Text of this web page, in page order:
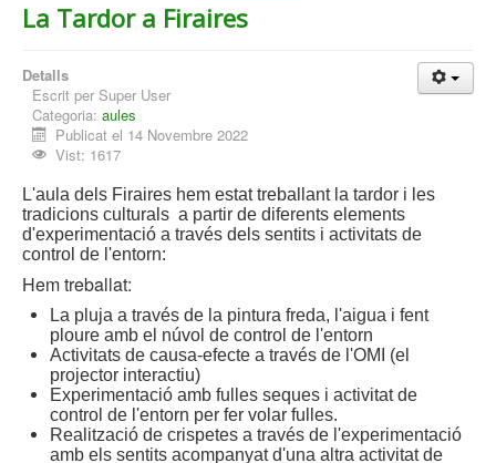
La Tardor a Firaires
Detalls
Escrit per Super User
Categoria: aules
Publicat el 14 Novembre 2022
Vist: 1617
L'aula dels Firaires hem estat treballant la tardor i les
tradicions culturals a partir de diferents elements
d'experimentació a través dels sentits i activitats de
control de l'entorn:
Hem treballat:
La pluja a través de la pintura freda, l'aigua i fent
ploure amb el núvol de control de l'entorn
Activitats de causa-efecte a través de l'OMI (el
projector interactiu)
Experimentació amb fulles seques i activitat de
control de l'entorn per fer volar fulles.
Realització de crispetes a través de l'experimentació
amb els sentits acompanyat d'una altra activitat de